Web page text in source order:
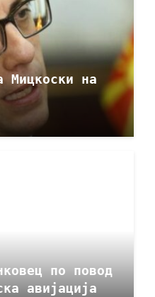
Мицкоски на
по повод
авијација